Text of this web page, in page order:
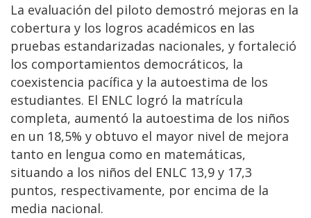
La evaluación del piloto demostró mejoras en la
cobertura y los logros académicos en las
pruebas estandarizadas nacionales, y fortaleció
los comportamientos democráticos, la
coexistencia pacífica y la autoestima de los
estudiantes. El ENLC logró la matrícula
completa, aumentó la autoestima de los niños
en un 18,5% y obtuvo el mayor nivel de mejora
tanto en lengua como en matemáticas,
situando a los niños del ENLC 13,9 y 17,3
puntos, respectivamente, por encima de la
media nacional.